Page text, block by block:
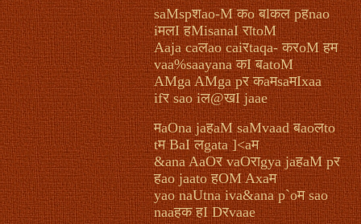
saMspशao-M कo बlकल pहnao
iमलI हMisanaI राtoM
Aaja caलao caiरtaqa- करoM हम
vaa%saayana कI बatoM
AMga AMga pर कaमsaमIxaa
ifर sao iल@खI jaae
मaOna jaहaM saMvaad बaoलto
tम BaI लgata ]<aम
&ana AaOर vaOराgya jaहaM pर
हao jaato हOM Axaम
yao naUtna iva&ana p`oम sao
naaहक हI Dरvaae